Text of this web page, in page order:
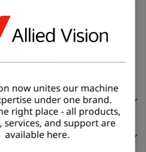
fxo532CCX12-2C
F002257
now unites our machine
under one brand.
right place - all products,
services, and support are
available here.